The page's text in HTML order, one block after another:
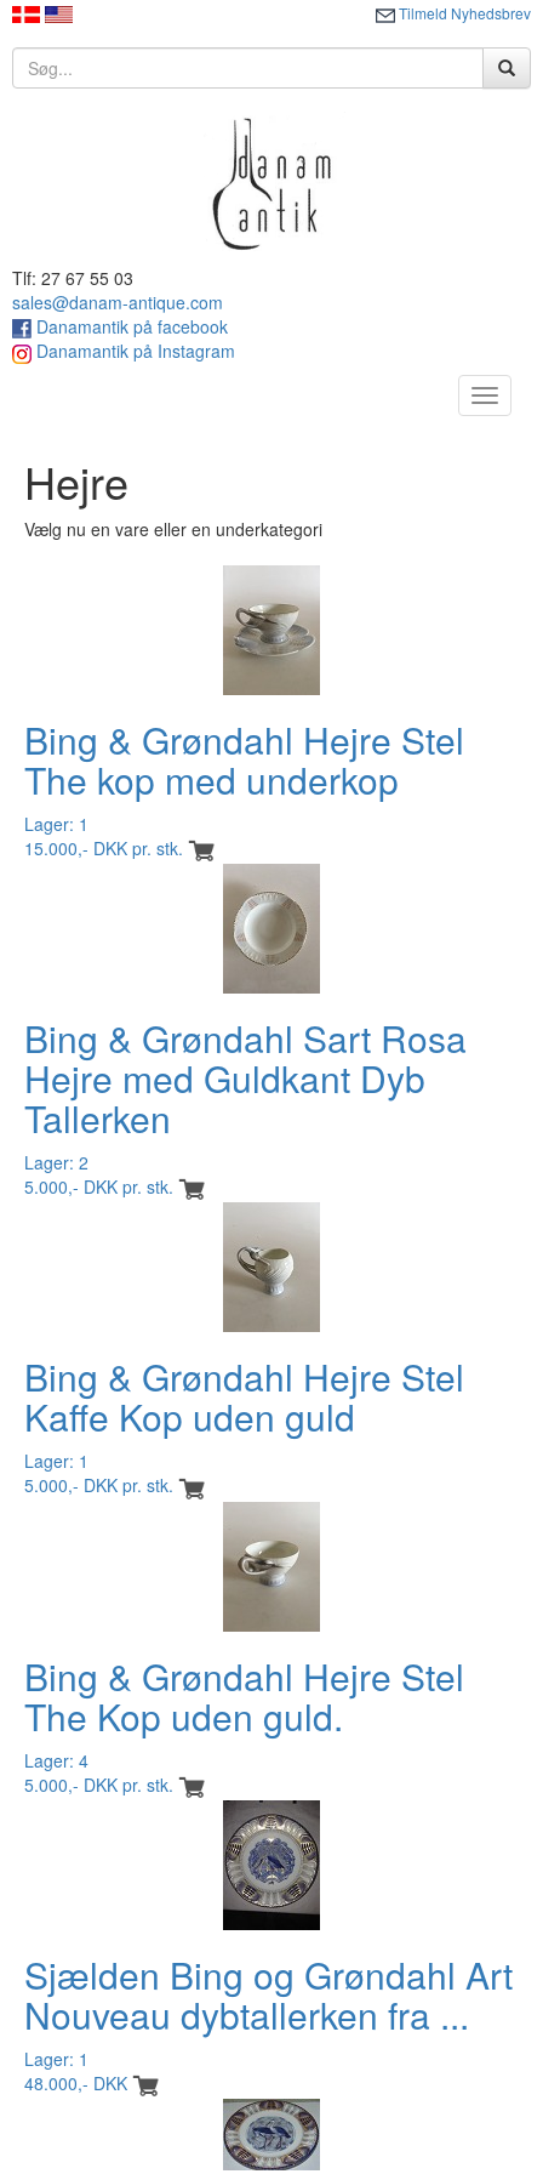
Tilmeld Nyhedsbrev
Tlf: 27 67 55 03
sales@danam-antique.com
Danamantik på facebook
Danamantik på Instagram
Toggle
Hejre
Vælg nu en vare eller en underkategori
Bing & Grøndahl Hejre Stel
The kop med underkop
Lager: 1
15.000,- DKK pr. stk.
Bing & Grøndahl Sart Rosa
Hejre med Guldkant Dyb
Tallerken
Lager: 2
5.000,- DKK pr. stk.
Bing & Grøndahl Hejre Stel
Kaffe Kop uden guld
Lager: 1
5.000,- DKK pr. stk.
Bing & Grøndahl Hejre Stel
The Kop uden guld.
Lager: 4
5.000,- DKK pr. stk.
Sjælden Bing og Grøndahl Art
Nouveau dybtallerken fra ...
Lager: 1
48.000,- DKK